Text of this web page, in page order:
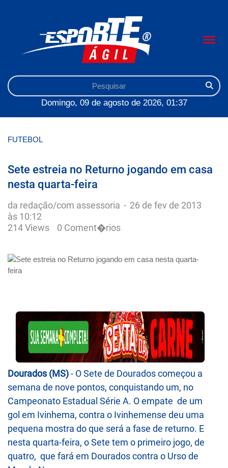
Domingo, 09 de agosto de 2026, 01:37
FUTEBOL
Sete estreia no Returno jogando em casa
nesta quarta-feira
da redação/com assessoria - 26 de fev de 2013
às 10:12
214 Views
0 Coment�rios
Dourados (MS)- O Sete de Dourados começou a
semana de nove pontos, conquistando um, no
Campeonato Estadual Série A. O empate de um
gol em Ivinhema, contra o Ivinhemense deu uma
pequena mostra do que será a fase de returno. E
nesta quarta-feira, o Sete tem o primeiro jogo, de
quatro, que fará em Dourados contra o Urso de